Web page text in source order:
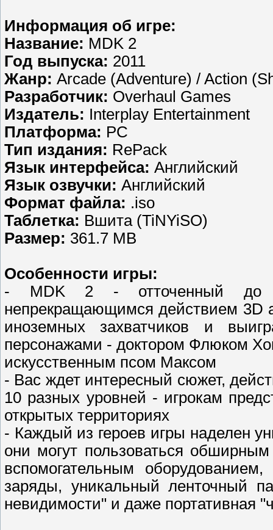
Информация об игре:
Название: MDK 2
Год выпуска: 2011
Жанр: Arcade (Adventure) / Action
Разработчик: Overhaul Games
Издатель: Interplay Entertainment
Платформа: PC
Тип издания: RePack
Язык интерфейса: Английский
Язык озвучки: Английский
Формат файла: .iso
Таблетка: Вшита (TiNYiSO)
Размер: 361.7 MB
Особенности игры:
- MDK 2 - отточенный до
непрекращающимся действием 3D
иноземных захватчиков и
персонажами - доктором Флюком
искусственным псом Максом
- Вас ждет интересный сюжет,
10 разных уровней - игрокам
открытых территориях
- Каждый из героев игры наделен
они могут пользоваться
вспомогательным
заряды, уникальный ленточный
невидимости" и даже портативная